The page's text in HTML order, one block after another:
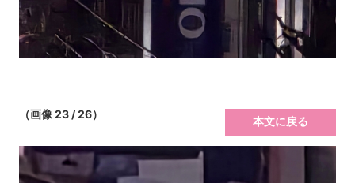
（画像 23 / 26）
本文に戻る